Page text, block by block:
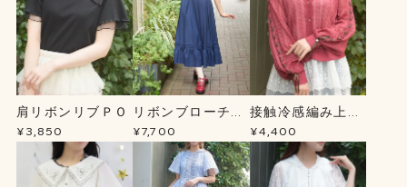
肩リボンリブＰＯ
¥3,850
リボンブローチ薔
薇刺繍ＯＰ
¥7,700
接触冷感編み上げ
ニットＣＤ
¥4,400